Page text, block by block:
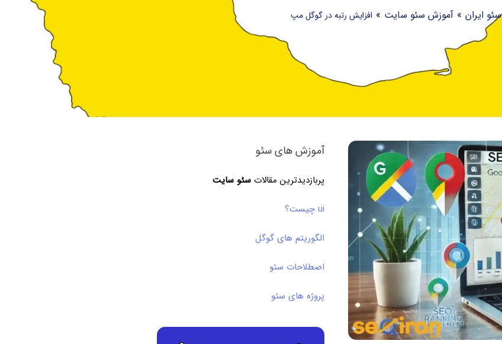
سئو ایران » آموزش سئو سایت » افزایش رتبه در گوگل مپ
آموزش های سئو
پربازدیدترین مقالاتسئو سایت
ui چیست؟
الگوریتم های گوگل
اصطلاحات سئو
پروژه های سئو